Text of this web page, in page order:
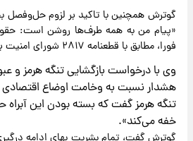
گوترش همچنین با تاکید بر لزوم حل‌وفصل
«پیام من به همه طرف‌ها روشن است: حقوق
فورا، مطابق با قطعنامه ۲۸۱۷ شورای امنیت برقرار شوند.»
وی با درخواست بازگشایی تنگه هرمز و
هشدار نسبت به وخامت اوضاع
تنگه هرمز گفت که بسته بودن این آبراه
خفه می‌کند».